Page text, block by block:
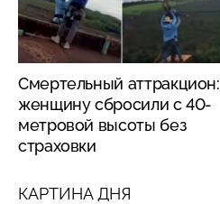
Смертельный аттракцион:
женщину сбросили с 40-
метровой высоты без
страховки
КАРТИНА ДНЯ